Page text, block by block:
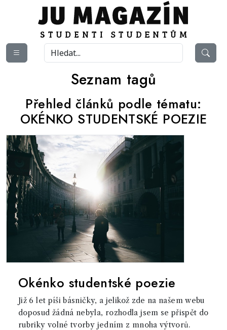
Seznam tagů
Přehled článků podle tématu:
OKÉNKO STUDENTSKÉ POEZIE
Okénko studentské poezie
Již 6 let píši básničky, a jelikož zde na našem webu
doposud žádná nebyla, rozhodla jsem se přispět do
rubriky volné tvorby jedním z mnoha výtvorů.